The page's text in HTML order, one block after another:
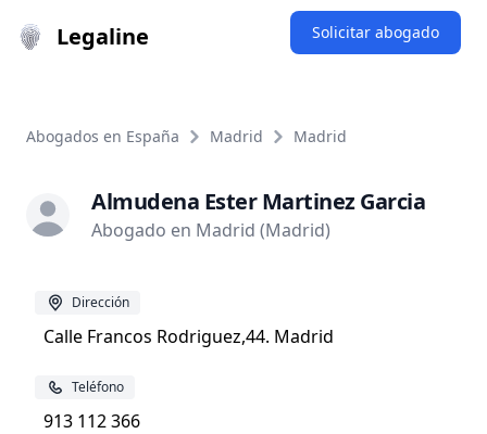
Legaline Solicitar abogado
Abogados en España Madrid Madrid
Almudena Ester Martinez Garcia
Abogado en Madrid (Madrid)
Dirección
Calle Francos Rodriguez,44. Madrid
Teléfono
913 112 366